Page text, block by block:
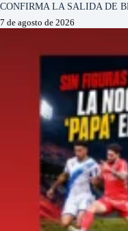
CONFIRMA LA SALIDA DE
7 de agosto de 2026